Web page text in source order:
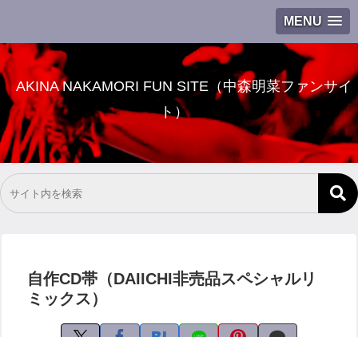
MENU
AKINA NAKAMORI FUN SITE（中森明菜ファンサイ
ト）
自作CD帯（DAIICHI非売品スペシャルリ
ミックス）